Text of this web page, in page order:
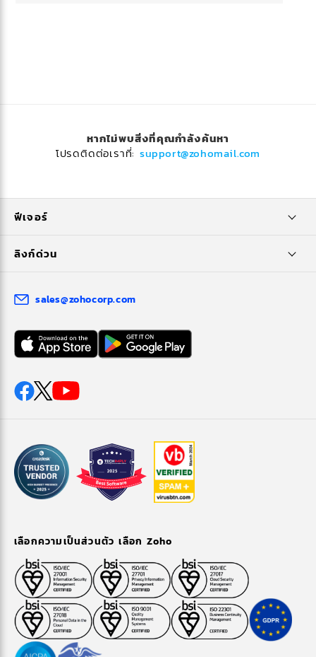
หากไม่พบสิ่งที่คุณกำลังค้นหา
โปรดติดต่อเราที่:support@zohomail.com
ฟีเจอร์
ลิงก์ด่วน
sales@zohocorp.com
เลือกความเป็นส่วนตัว เลือก Zoho